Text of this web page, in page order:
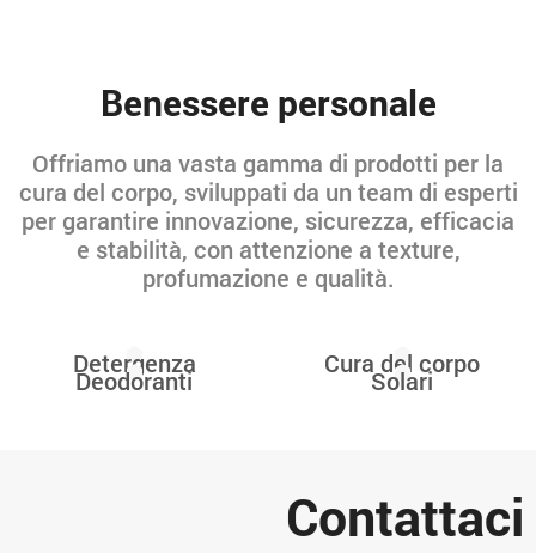
Benessere personale
Offriamo una vasta gamma di prodotti per la
cura del corpo, sviluppati da un team di esperti
per garantire innovazione, sicurezza, efficacia
e stabilità, con attenzione a texture,
profumazione e qualità.
Detergenza Cura del corpo
Deodoranti Solari
Contattaci